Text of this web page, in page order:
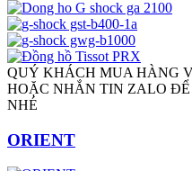
QUÝ KHÁCH MUA HÀNG
HOẶC NHẮN TIN ZALO
NHÉ
ORIENT